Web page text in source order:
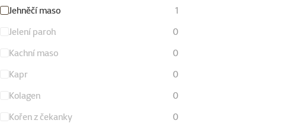
Jehněčí maso
1
Jelení paroh
0
Kachní maso
0
Kapr
0
Kolagen
0
Kořen z čekanky
0